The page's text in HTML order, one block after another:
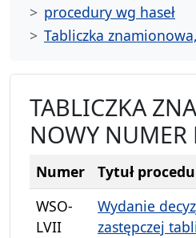
procedury wg haseł
Tabliczka
TABLICZKA
NOWY
Numer
Tytuł
WSO-
LVII
Wydanie
zastępczej